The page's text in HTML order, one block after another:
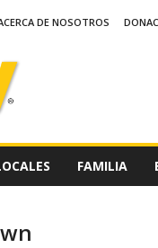
DE NOSOTROS
FAMILIA